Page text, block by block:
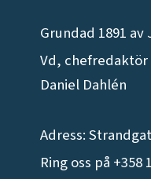
Grundad 1891
Vd, chefredaktör
Daniel Dahlén
Adress:
Ring oss på +358